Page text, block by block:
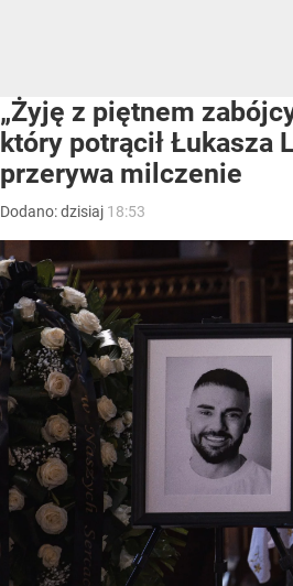
„Żyję z piętnem
który potrącił Łukasza
przerywa milczenie
Dodano:dzisiaj 18:53